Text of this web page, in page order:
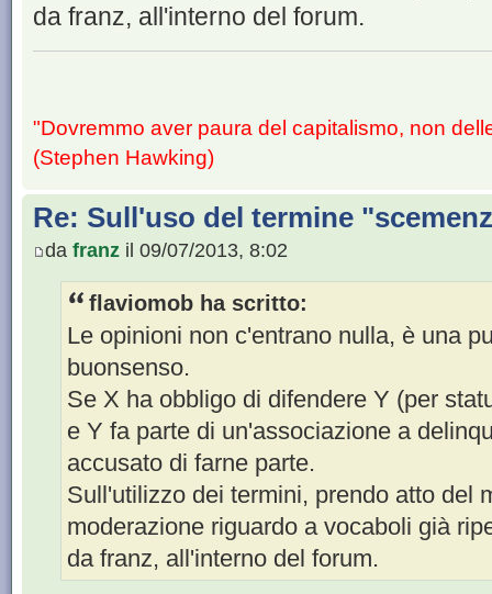
da franz, all'interno del forum.
"Dovremmo aver paura del capitalismo, non
(Stephen Hawking)
Re: Sull'uso del termine
da franz il 09/07/2013, 8:02
flaviomob ha scritto:
Le opinioni non c'entrano nulla, è una
buonsenso.
Se X ha obbligo di difendere Y (per
e Y fa parte di un'associazione a
accusato di farne parte.
Sull'utilizzo dei termini, prendo atto del
moderazione riguardo a vocaboli già
da franz, all'interno del forum.